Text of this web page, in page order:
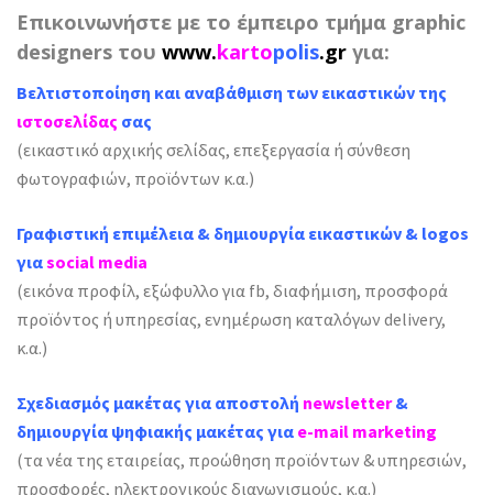
Επικοινωνήστε με το έμπειρο τμήμα graphic
designers του www.kartopolis.gr για:
Βελτιστοποίηση και αναβάθμιση των εικαστικών της
ιστοσελίδας σας
(εικαστικό αρχικής σελίδας, επεξεργασία ή σύνθεση
φωτογραφιών, προϊόντων κ.α.)
Γραφιστική επιμέλεια & δημιουργία εικαστικών & logos
γιαsocial media
(εικόνα προφίλ, εξώφυλλο για fb, διαφήμιση, προσφορά
προϊόντος ή υπηρεσίας, ενημέρωση καταλόγων delivery,
κ.α.)
Σχεδιασμός μακέτας για αποστολή newsletter&
δημιουργία ψηφιακής μακέτας για e-mail marketing
(τα νέα της εταιρείας, προώθηση προϊόντων & υπηρεσιών,
προσφορές, ηλεκτρονικούς διαγωνισμούς, κ.α.)